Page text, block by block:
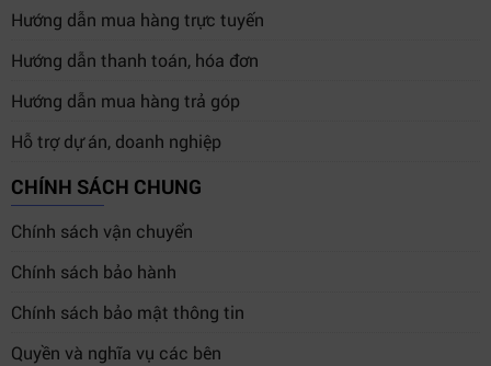
Hướng dẫn mua hàng trực tuyến
Hướng dẫn thanh toán, hóa đơn
Hướng dẫn mua hàng trả góp
Hỗ trợ dự án, doanh nghiệp
CHÍNH SÁCH CHUNG
Chính sách vận chuyển
Chính sách bảo hành
Chính sách bảo mật thông tin
Quyền và nghĩa vụ các bên